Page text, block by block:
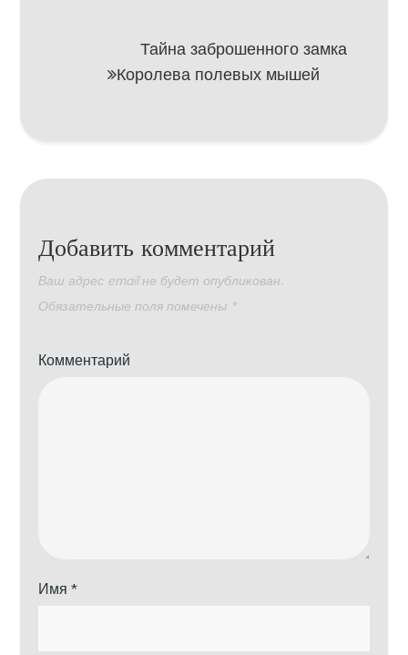
записямТайна заброшенного замка
Королева полевых мышей
Добавить комментарий
Ваш адрес email не будет опубликован.
Обязательные поля помечены *
Комментарий
Имя*